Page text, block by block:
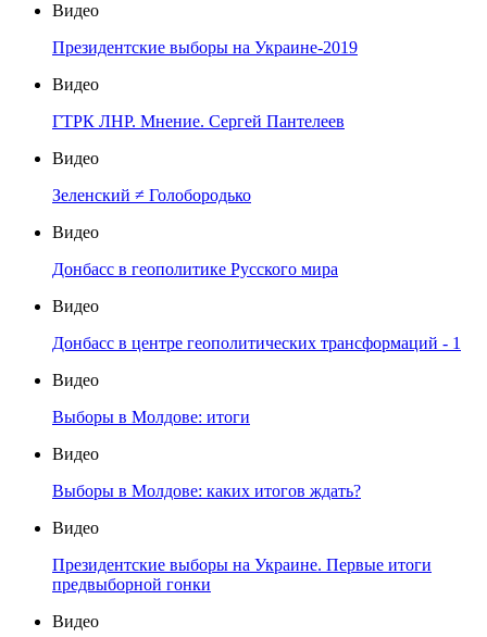
Видео
Президентские выборы на Украине-2019
Видео
ГТРК ЛНР. Мнение. Сергей Пантелеев
Видео
Зеленский ≠ Голобородько
Видео
Донбасс в геополитике Русского мира
Видео
Донбасс в центре геополитических трансформаций - 1
Видео
Выборы в Молдове: итоги
Видео
Выборы в Молдове: каких итогов ждать?
Видео
Президентские выборы на Украине. Первые итоги
предвыборной гонки
Видео